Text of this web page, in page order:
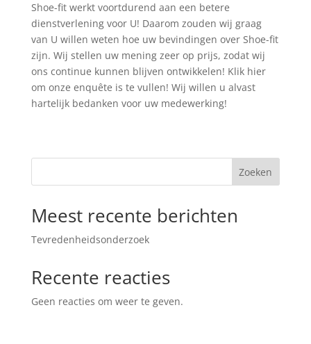
Shoe-fit werkt voortdurend aan een betere
dienstverlening voor U! Daarom zouden wij graag
van U willen weten hoe uw bevindingen over Shoe-fit
zijn. Wij stellen uw mening zeer op prijs, zodat wij
ons continue kunnen blijven ontwikkelen! Klik hier
om onze enquête is te vullen! Wij willen u alvast
hartelijk bedanken voor uw medewerking!
Zoeken
Meest recente berichten
Tevredenheidsonderzoek
Recente reacties
Geen reacties om weer te geven.